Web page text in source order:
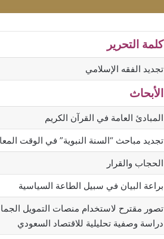
كلمة التحرير
تجديد الفقه الإسلامي
الأبحاث
المبادئ العامة في القرآن الكريم
تجديد مباحث “السنة النبوية” في الوقت
الحجاب والقرار
براعة البيان في سبيل الطاعة السياسية
تصور مقترح لاستخدام منصات التمويل
دراسة وصفية تحليلية للاقتصاد السعودي